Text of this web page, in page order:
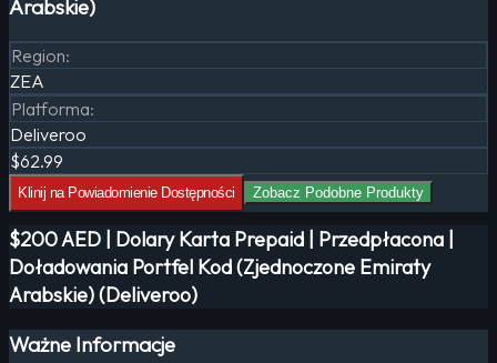
Arabskie)
Region:
ZEA
Platforma:
Deliveroo
$62.99
Klinij na Powiadomienie Dostępności Zobacz Podobne Produkty
$200 AED | Dolary Karta Prepaid | Przedpłacona |
Doładowania Portfel Kod (Zjednoczone Emiraty
Arabskie) (Deliveroo)
Ważne Informacje